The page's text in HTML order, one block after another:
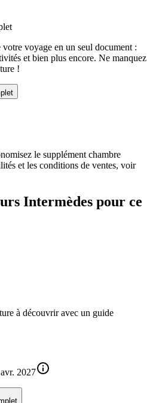
voyage en un seul document :
et bien plus encore. Ne manquez
!
le supplément chambre
et les conditions de ventes, voir
Intermèdes pour ce
à découvrir avec un guide
2027